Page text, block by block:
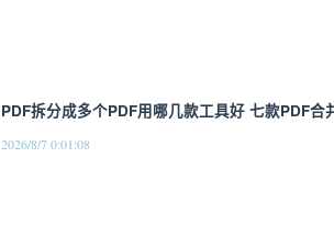
PDF拆分成多个PDF用哪几款工具好 七款PDF合
2026/8/7 0:01:08